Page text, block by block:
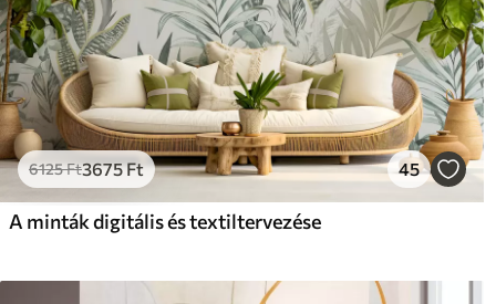
6125Ft3675Ft 45
A minták digitális és textiltervezése